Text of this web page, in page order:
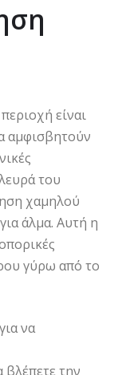
είναι
αμφισβητούν
του
χαμηλού
άλμα. Αυτή η
γύρω από το
να
την